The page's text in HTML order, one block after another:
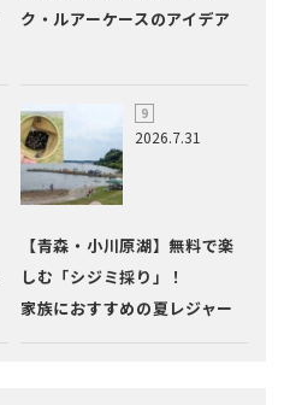
ク・ルアーケースのアイデア
2026.7.31
【青森・小川原湖】無料で楽
しむ「シジミ採り」！
家族におすすめの夏レジャー